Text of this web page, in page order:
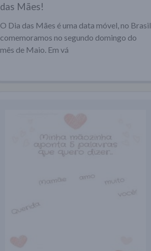
das Mães!
O Dia das Mães é uma data móvel, no Brasil
comemoramos no segundo domingo do
mês de Maio. Em vá